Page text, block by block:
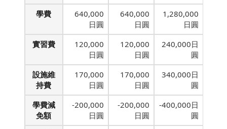
學費
640,000
日圓
640,000
日圓
1,280,000
日圓
實習費
120,000
日圓
120,000
日圓
240,000日
圓
設施維
持費
170,000
日圓
170,000
日圓
340,000日
圓
學費減
免額
-200,000
日圓
-200,000
日圓
-400,000日
圓